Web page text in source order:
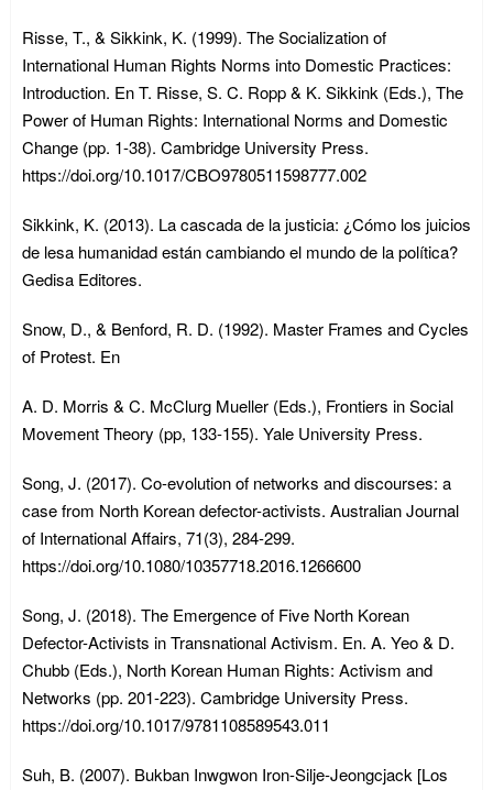
Risse, T., & Sikkink, K. (1999). The Socialization of
International Human Rights Norms into Domestic Practices:
Introduction. En T. Risse, S. C. Ropp & K. Sikkink (Eds.), The
Power of Human Rights: International Norms and Domestic
Change (pp. 1-38). Cambridge University Press.
https://doi.org/10.1017/CBO9780511598777.002
Sikkink, K. (2013). La cascada de la justicia: ¿Cómo los juicios
de lesa humanidad están cambiando el mundo de la política?
Gedisa Editores.
Snow, D., & Benford, R. D. (1992). Master Frames and Cycles
of Protest. En
A. D. Morris & C. McClurg Mueller (Eds.), Frontiers in Social
Movement Theory (pp, 133-155). Yale University Press.
Song, J. (2017). Co-evolution of networks and discourses: a
case from North Korean defector-activists. Australian Journal
of International Affairs, 71(3), 284-299.
https://doi.org/10.1080/10357718.2016.1266600
Song, J. (2018). The Emergence of Five North Korean
Defector-Activists in Transnational Activism. En. A. Yeo & D.
Chubb (Eds.), North Korean Human Rights: Activism and
Networks (pp. 201-223). Cambridge University Press.
https://doi.org/10.1017/9781108589543.011
Suh, B. (2007). Bukban Inwgwon Iron-Silje-Jeongcjack [Los